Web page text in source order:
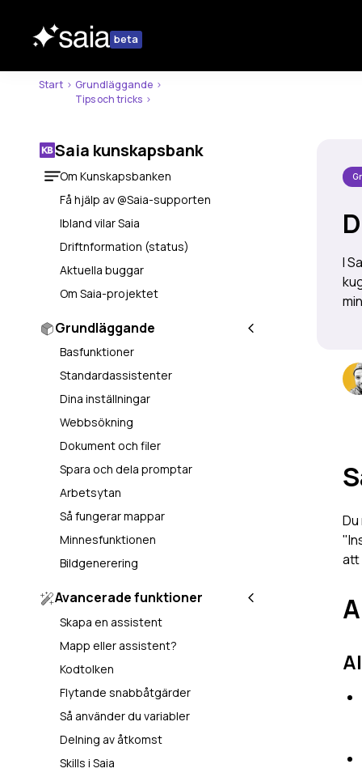
beta
Start > Grundläggande >
Tips och tricks >
Saia kunskapsbank
Om Kunskapsbanken
Få hjälp av @Saia-supporten
Ibland vilar Saia
Driftnformation (status)
Aktuella buggar
Om Saia-projektet
Grundläggande
Basfunktioner
Standardassistenter
Dina inställningar
Webbsökning
Dokument och filer
Spara och dela promptar
Arbetsytan
Så fungerar mappar
Minnesfunktionen
Bildgenerering
Avancerade funktioner
Skapa en assistent
Mapp eller assistent?
Kodtolken
Flytande snabbåtgärder
Så använder du variabler
Delning av åtkomst
Skills i Saia
I
att